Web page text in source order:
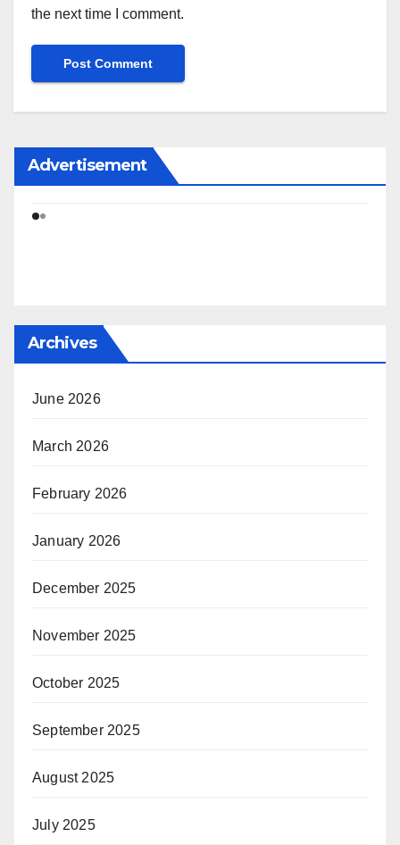
the next time I comment.
Advertisement
Archives
June 2026
March 2026
February 2026
January 2026
December 2025
November 2025
October 2025
September 2025
August 2025
July 2025